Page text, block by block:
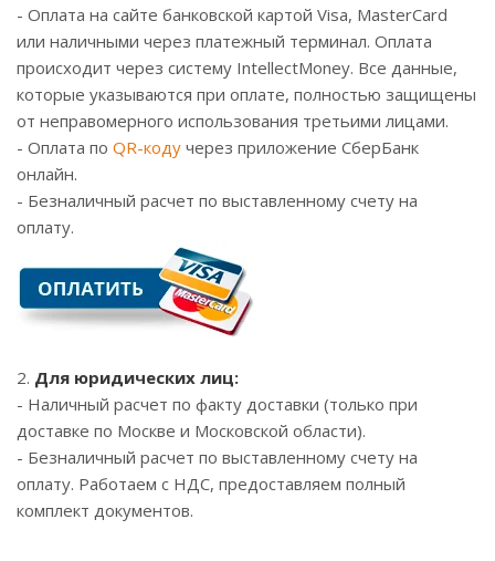
- Оплата на сайте банковской картой Visa, MasterCard
или наличными через платежный терминал. Оплата
происходит через систему IntellectMoney. Все данные,
которые указываются при оплате, полностью защищены
от неправомерного использования третьими лицами.
- Оплата по QR-коду через приложение СберБанк
онлайн.
- Безналичный расчет по выставленному счету на
оплату.
2. Для юридических лиц:
- Наличный расчет по факту доставки (только при
доставке по Москве и Московской области).
- Безналичный расчет по выставленному счету на
оплату. Работаем с НДС, предоставляем полный
комплект документов.